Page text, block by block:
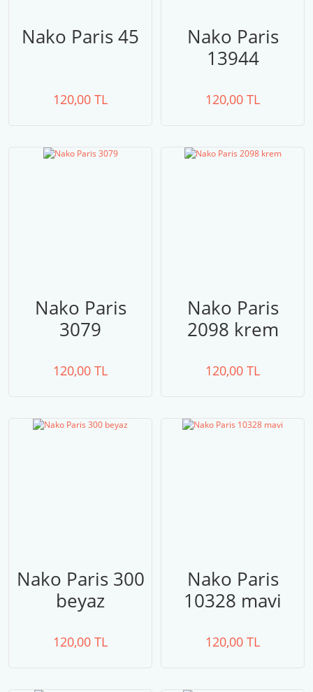
Nako Paris 45
120,00 TL
Nako Paris
13944
120,00 TL
Nako Paris
3079
120,00 TL
Nako Paris
2098 krem
120,00 TL
Nako Paris 300
beyaz
120,00 TL
Nako Paris
10328 mavi
120,00 TL